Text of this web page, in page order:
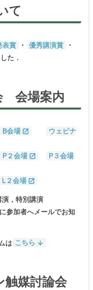
て
表賞 ・ 優秀講演賞
・
た．
会場案内
B会場
ウェビナ
P２会場
P３会場
L２会場
，特別講演
参加者へメールでお知
は こちら
触媒討論会